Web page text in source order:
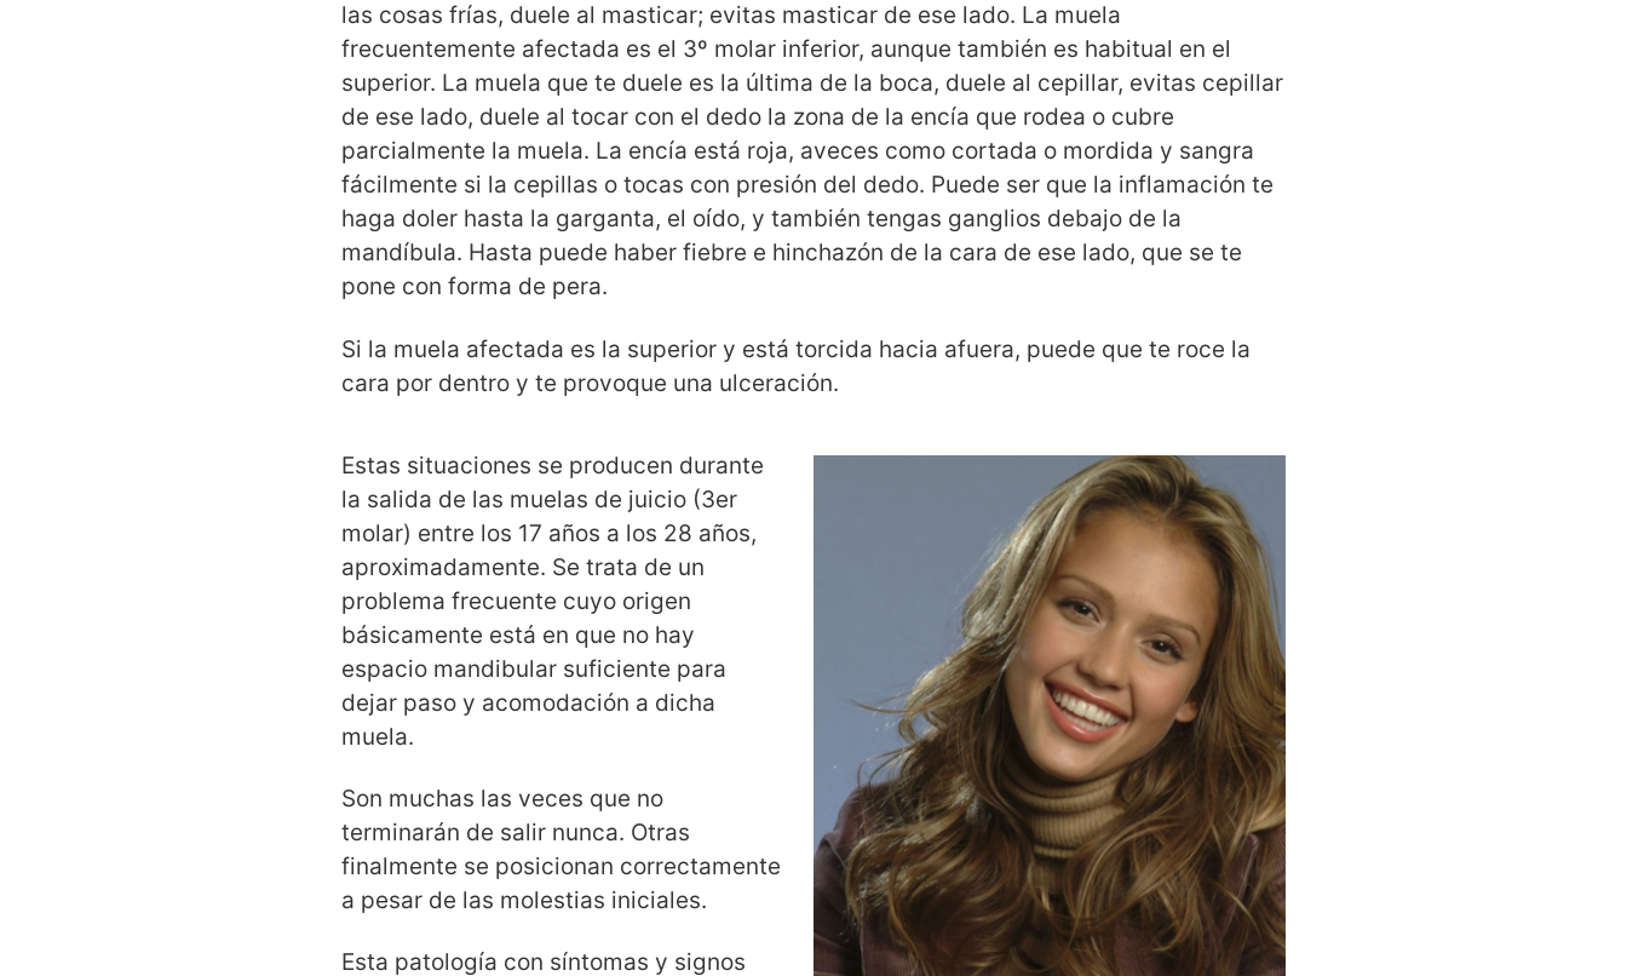
las cosas frías, duele al masticar; evitas masticar de ese lado. La muela
frecuentemente afectada es el 3º molar inferior, aunque también es habitual en el
superior. La muela que te duele es la última de la boca, duele al cepillar, evitas cepillar
de ese lado, duele al tocar con el dedo la zona de la encía que rodea o cubre
parcialmente la muela. La encía está roja, aveces como cortada o mordida y sangra
fácilmente si la cepillas o tocas con presión del dedo. Puede ser que la inflamación te
haga doler hasta la garganta, el oído, y también tengas ganglios debajo de la
mandíbula. Hasta puede haber fiebre e hinchazón de la cara de ese lado, que se te
pone con forma de pera.
Si la muela afectada es la superior y está torcida hacia afuera, puede que te roce la
cara por dentro y te provoque una ulceración.
Estas situaciones se producen durante
la salida de las muelas de juicio (3er
molar) entre los 17 años a los 28 años,
aproximadamente. Se trata de un
problema frecuente cuyo origen
básicamente está en que no hay
espacio mandibular suficiente para
dejar paso y acomodación a dicha
muela.
Son muchas las veces que no
terminarán de salir nunca. Otras
finalmente se posicionan correctamente
a pesar de las molestias iniciales.
Esta patología con síntomas y signos